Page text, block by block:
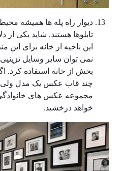
دیوار راه پله ها همیشه
تابلوها هستند. شاید یکی از
این ناحیه از خانه برای
نمی توان سایر وسایل
بخش از خانه استفاده کرد.
چند قاب عکس یک مدل ولی
مجموعه عکس های خانوادگی
خواهد درخشید.